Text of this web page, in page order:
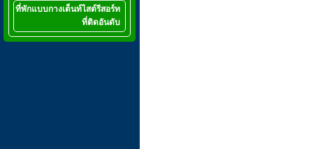
ที่พักแบบกางเต็นท์ไสต์รีสอร์ท
ที่ติดอันดับ